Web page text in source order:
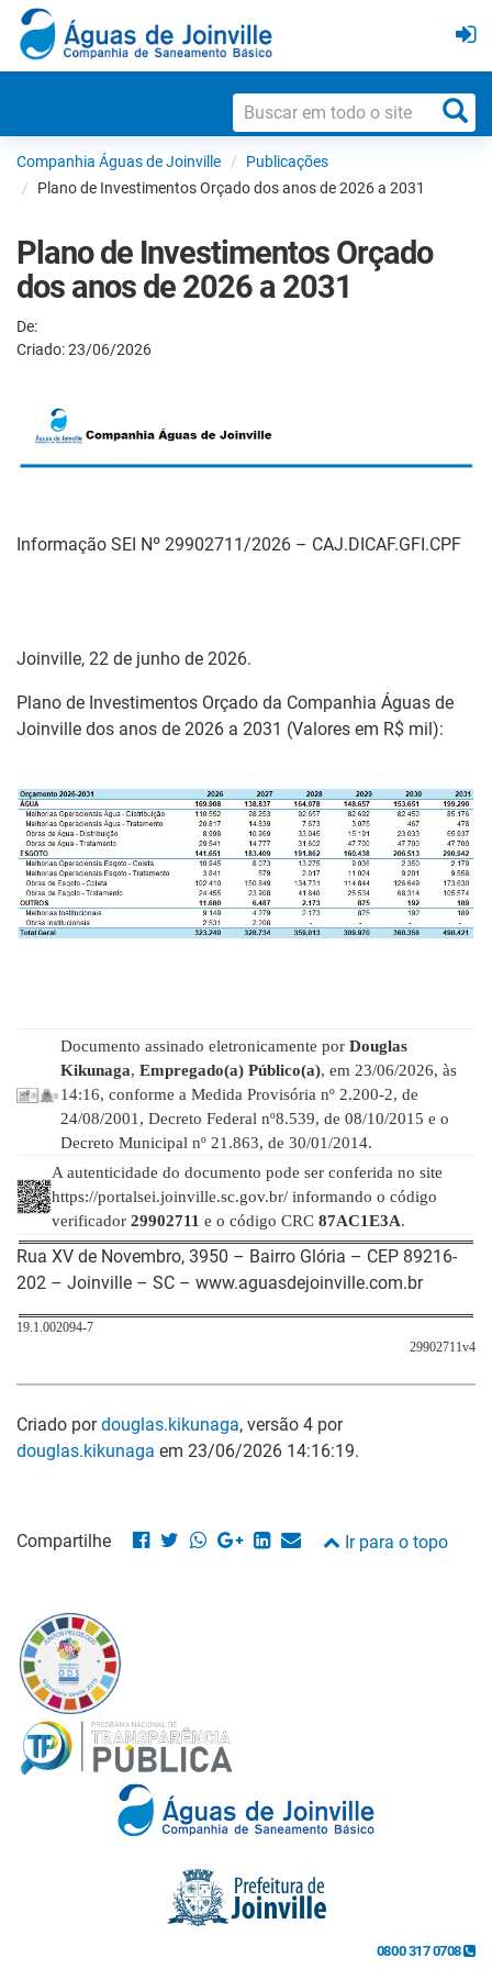
Companhia Águas de Joinville
Publicações
Plano de Investimentos Orçado dos anos de 2026 a 2031
Plano de Investimentos Orçado
dos anos de 2026 a 2031
De:
Criado: 23/06/2026
Informação SEI Nº 29902711/2026 – CAJ.DICAF.GFI.CPF
Joinville, 22 de junho de 2026.
Plano de Investimentos Orçado da Companhia Águas de
Joinville dos anos de 2026 a 2031 (Valores em R$ mil):
Documento assinado eletronicamente por Douglas
Kikunaga, Empregado(a) Público(a), em 23/06/2026, às
14:16, conforme a Medida Provisória nº 2.200-2, de
24/08/2001, Decreto Federal nº8.539, de 08/10/2015 e o
Decreto Municipal nº 21.863, de 30/01/2014.
A autenticidade do documento pode ser conferida no site
https://portalsei.joinville.sc.gov.br/ informando o código
verificador 29902711 e o código CRC 87AC1E3A.
Rua XV de Novembro, 3950 – Bairro Glória – CEP 89216-
202 – Joinville – SC – www.aguasdejoinville.com.br
19.1.002094-7
29902711v4
Criado pordouglas.kikunaga, versão 4 por
douglas.kikunaga em 23/06/2026 14:16:19.
Compartilhe Ir para o topo
0800 317 0708